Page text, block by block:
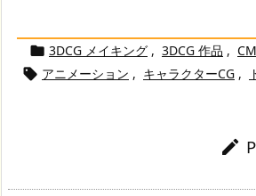
 3DCG メイキング , 3DCG 作品 ,
 アニメーション , キャラクターCG ,
